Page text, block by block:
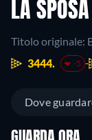
LA
Titolo originale:
3444.
-5
Dove